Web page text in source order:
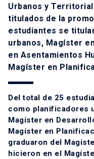
Urbanos y
titulados de la
estudiantes se
urbanos, Magíster
en Asentamientos
Magíster en
Del total de 25
como planificadores
Magíster en
Magíster en
graduaron del
hicieron en el